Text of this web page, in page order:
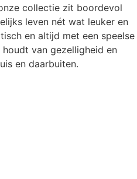
collectie zit boordevol
leven nét wat leuker en
en altijd met een speelse
van gezelligheid en
en daarbuiten.